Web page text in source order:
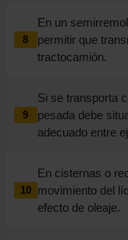
8
En un
permitir que
tractocamión.
9
Si se transporta
pesada debe
adecuado entre
10
En cisternas o
movimiento del
efecto de oleaje.